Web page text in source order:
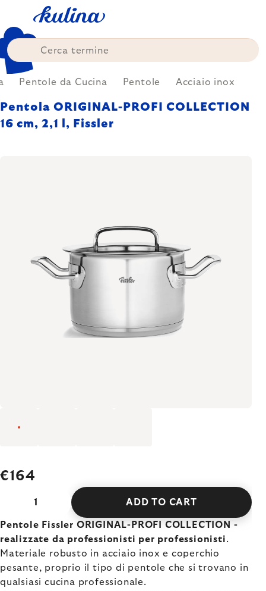
content
Pentole da Cucina Pentole Acciaio inox
Pentola ORIGINAL-PROFI COLLECTION
16 cm, 2,1 l, Fissler
€164
ADD TO CART
Pentole Fissler ORIGINAL-PROFI COLLECTION -
realizzate da professionisti per professionisti.
Materiale robusto in acciaio inox e coperchio
pesante, proprio il tipo di pentole che si trovano in
qualsiasi cucina professionale.